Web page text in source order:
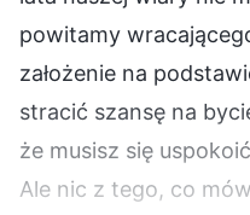
powitamy
założenie na
stracić szansę na
że musisz się
Ale nic z tego, co